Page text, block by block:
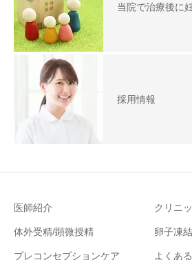
当院で治療後に
採用情報
医師紹介 クリニ
体外受精/顕微授精 卵子凍
プレコンセプションケア よくあ